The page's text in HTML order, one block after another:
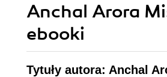
Anchal Arora
ebooki
Tytuły autora: Anchal